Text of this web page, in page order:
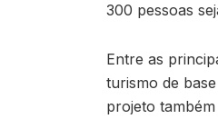
300 pessoas
Entre as
turismo de
projeto